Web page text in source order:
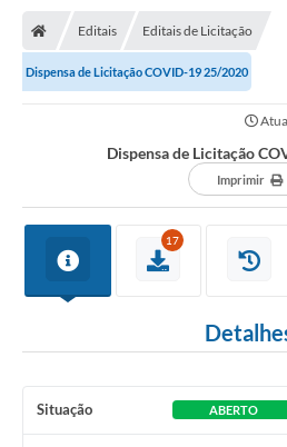
Portal da Transparência
Secretarias
Ouvidoria
Editais Editais de Licitação
Dispensa de Licitação COVID-19 25/2020
Dispensa de Licitação
Imprimir
17
Situação ABERTO